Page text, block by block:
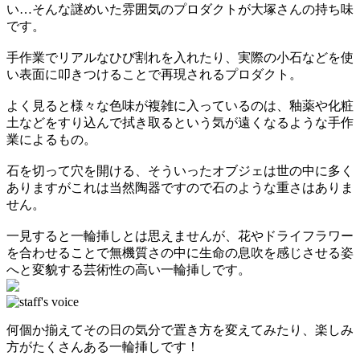
い…そんな謎めいた雰囲気のプロダクトが大塚さんの持ち味
です。
手作業でリアルなひび割れを入れたり、実際の小石などを使
い表面に叩きつけることで再現されるプロダクト。
よく見ると様々な色味が複雑に入っているのは、釉薬や化粧
土などをすり込んで拭き取るという気が遠くなるような手作
業によるもの。
石を切って穴を開ける、そういったオブジェは世の中に多く
ありますがこれは当然陶器ですので石のような重さはありま
せん。
一見すると一輪挿しとは思えませんが、花やドライフラワー
を合わせることで無機質さの中に生命の息吹を感じさせる姿
へと変貌する芸術性の高い一輪挿しです。
何個か揃えてその日の気分で置き方を変えてみたり、楽しみ
方がたくさんある一輪挿しです！